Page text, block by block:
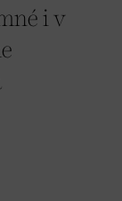
i v